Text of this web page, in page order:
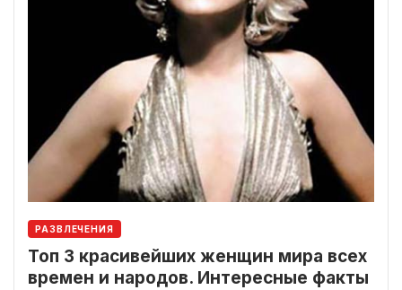
РАЗВЛЕЧЕНИЯ
Топ 3 красивейших женщин мира всех
времен и народов. Интересные факты